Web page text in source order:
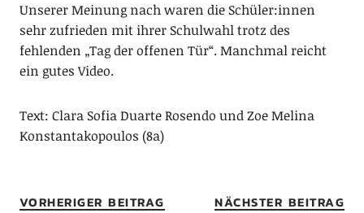
Unserer Meinung nach waren die Schüler:innen
sehr zufrieden mit ihrer Schulwahl trotz des
fehlenden „Tag der offenen Tür“. Manchmal reicht
ein gutes Video.
Text: Clara Sofia Duarte Rosendo und Zoe Melina
Konstantakopoulos (8a)
VORHERIGER BEITRAG NÄCHSTER BEITRAG